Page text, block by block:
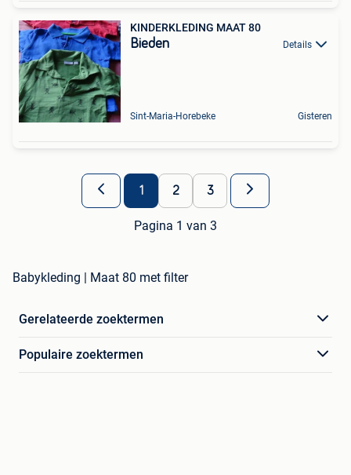
KINDERKLEDING MAAT 80
Bieden Details
Sint-Maria-Horebeke Gisteren
1 2 3
Pagina 1 van 3
Babykleding | Maat 80 met filter
Gerelateerde zoektermen
Populaire zoektermen